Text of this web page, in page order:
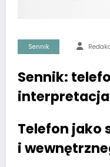
Sennik
Sennik:
Telefon jako
i